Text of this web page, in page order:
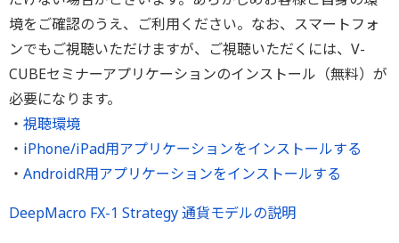
境をご確認のうえ、ご利用ください。なお、スマートフォ
ンでもご視聴いただけますが、ご視聴いただくには、V-
CUBEセミナーアプリケーションのインストール（無料）が
必要になります。
・ 視聴環境
・ iPhone/iPad用アプリケーションをインストールする
・ AndroidR用アプリケーションをインストールする
DeepMacro FX-1 Strategy 通貨モデルの説明